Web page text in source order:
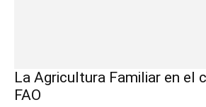
La Agricultura Familiar en el
FAO